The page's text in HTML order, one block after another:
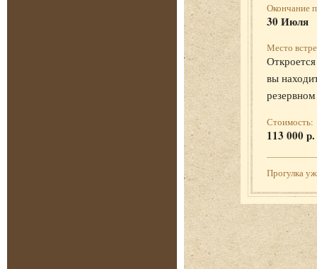
Окончание
30 Июля
Место
вы
Стоимость:
113 000 р.
Прогулка